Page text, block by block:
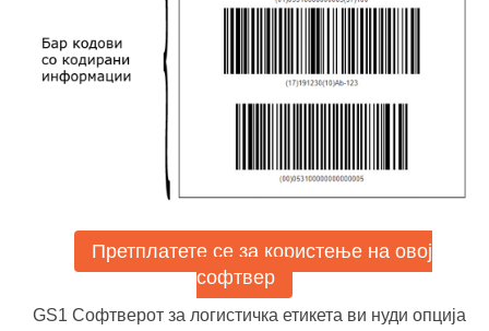
Претплатете се за користење на овој
софтвер
GS1 Софтверот за логистичка етикета ви нуди опција